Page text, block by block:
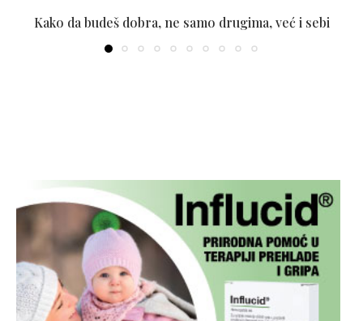
Kako da budeš dobra, ne samo drugima, već i sebi